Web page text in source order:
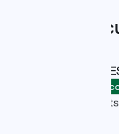
Weitere
HOTEL LES
Palavas-les-Flots